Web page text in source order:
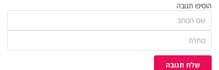
הוסיפו תגובה
שלח תגובה